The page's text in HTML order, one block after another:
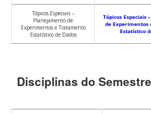
Tópicos Especiais –
Planejamento de
Experimentos e Tratamento
Estatístico de Dados
Tópicos Especiais
de Experimentos
Estatístico
Disciplinas do